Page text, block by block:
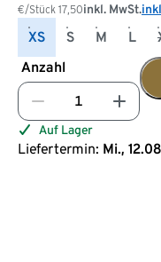
€/Stück 17,50inkl. MwSt.
XS S M L
Anzahl
Auf Lager
Liefertermin: Mi.,